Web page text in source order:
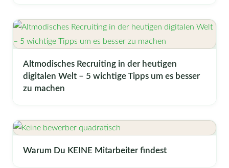
Altmodisches Recruiting in der heutigen
digitalen Welt – 5 wichtige Tipps um es besser
zu machen
Warum Du KEINE Mitarbeiter findest